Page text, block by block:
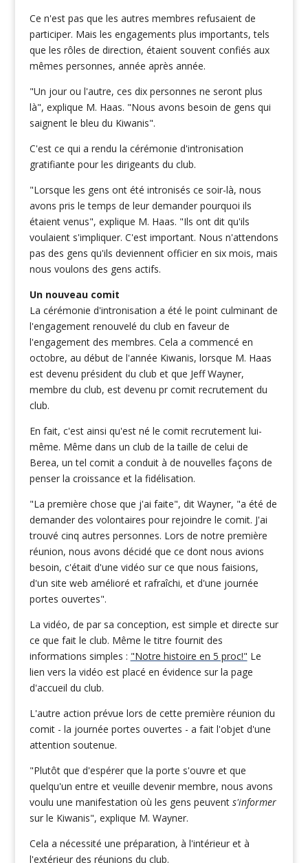
Ce n'est pas que les autres membres refusaient de
participer. Mais les engagements plus importants, tels
que les rôles de direction, étaient souvent confiés aux
mêmes personnes, année après année.
"Un jour ou l'autre, ces dix personnes ne seront plus
là", explique M. Haas. "Nous avons besoin de gens qui
saignent le bleu du Kiwanis".
C'est ce qui a rendu la cérémonie d'intronisation
gratifiante pour les dirigeants du club.
"Lorsque les gens ont été intronisés ce soir-là, nous
avons pris le temps de leur demander pourquoi ils
étaient venus", explique M. Haas. "Ils ont dit qu'ils
voulaient s'impliquer. C'est important. Nous n'attendons
pas des gens qu'ils deviennent officier en six mois, mais
nous voulons des gens actifs.
Un nouveau comit
La cérémonie d'intronisation a été le point culminant de
l'engagement renouvelé du club en faveur de
l'engagement des membres. Cela a commencé en
octobre, au début de l'année Kiwanis, lorsque M. Haas
est devenu président du club et que Jeff Wayner,
membre du club, est devenu pr comit recrutement du
club.
En fait, c'est ainsi qu'est né le comit recrutement lui-
même. Même dans un club de la taille de celui de
Berea, un tel comit a conduit à de nouvelles façons de
penser la croissance et la fidélisation.
"La première chose que j'ai faite", dit Wayner, "a été de
demander des volontaires pour rejoindre le comit. J'ai
trouvé cinq autres personnes. Lors de notre première
réunion, nous avons décidé que ce dont nous avions
besoin, c'était d'une vidéo sur ce que nous faisions,
d'un site web amélioré et rafraîchi, et d'une journée
portes ouvertes".
La vidéo, de par sa conception, est simple et directe sur
ce que fait le club. Même le titre fournit des
informations simples : "Notre histoire en 5 proc!" Le
lien vers la vidéo est placé en évidence sur la page
d'accueil du club.
L'autre action prévue lors de cette première réunion du
comit - la journée portes ouvertes - a fait l'objet d'une
attention soutenue.
"Plutôt que d'espérer que la porte s'ouvre et que
quelqu'un entre et veuille devenir membre, nous avons
voulu une manifestation où les gens peuvent s'informer
sur le Kiwanis", explique M. Wayner.
Cela a nécessité une préparation, à l'intérieur et à
l'extérieur des réunions du club.